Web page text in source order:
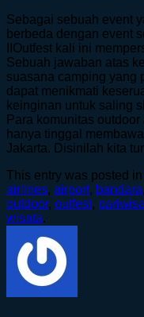
Sebagai sebuah event
berbeda dengan event
IIOutfest kali ini
Sebuah jawaban atas
suasana camping yang
dapat menikmati
keinginan untuk saling
Para komunitas
hanya tinggal
Jakarta. Disinilah kita
This entry was posted in
airlines, airport, bandara
outdoor, outfest,
wisata.